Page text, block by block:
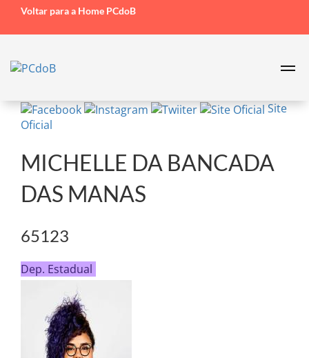
Voltar para a Home PCdoB
Site
Oficial
MICHELLE DA BANCADA
DAS MANAS
65123
Dep. Estadual